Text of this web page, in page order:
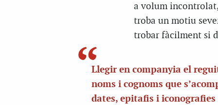
a volum
troba un motiu
trobar fàcilment si
Llegir en companyia el
noms i cognoms que
dates, epitafis i iconografies